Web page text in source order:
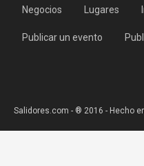
Negocios Lugares
Publicar un evento
Salidores.com - ® 2016 - Hecho